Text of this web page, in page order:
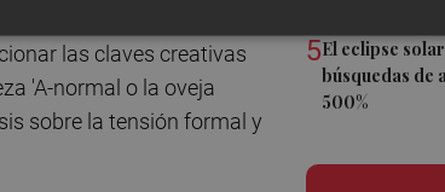
5El eclipse
búsquedas de
500%
las claves creativas
'A-normal o la oveja
sobre la tensión formal y